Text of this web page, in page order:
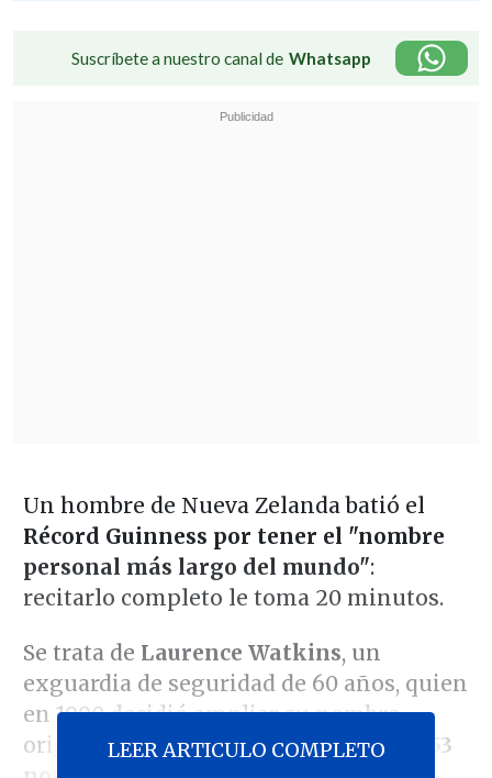
Suscríbete a nuestro canal de Whatsapp
Un hombre de Nueva Zelanda batió el
Récord Guinness por tener el "nombre
personal más largo del mundo":
recitarlo completo le toma 20 minutos.
Se trata de Laurence Watkins, un
exguardia de seguridad de 60 años, quien
en 1990 decidió ampliar su nombre
original hasta alcanzar un total de
2.253
LEER ARTICULO COMPLETO